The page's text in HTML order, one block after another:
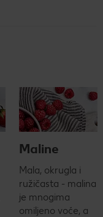
Maline
Mala, okrugla i
ružičasta - malina
je mnogima
omiljeno voće, a